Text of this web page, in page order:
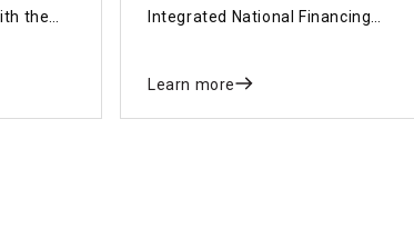
the
Integrated National Financing
Learn more